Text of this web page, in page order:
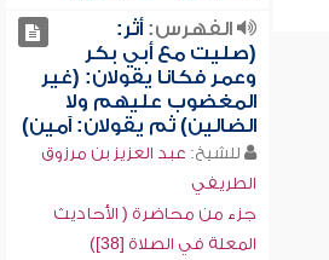
الفهرس:أثر:
(صليت مع أبي بكر
وعمر فكانا يقولان: (غير
المغضوب عليهم ولا
الضالين) ثم يقولان: آمين)
للشيخ: عبد العزيز بن مرزوق
الطريفي
جزء من محاضرة ( الأحاديث
المعلة في الصلاة [38])